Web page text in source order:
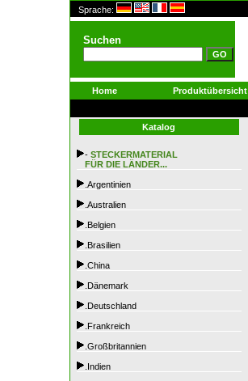
Sprache:
Suchen
Home Produktübersicht
Katalog
- STECKERMATERIAL
FÜR DIE LÄNDER...
.Argentinien
.Australien
.Belgien
.Brasilien
.China
.Dänemark
.Deutschland
.Frankreich
.Großbritannien
.Indien